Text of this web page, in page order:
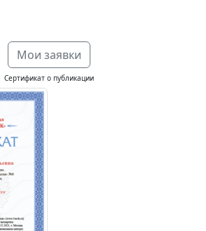
Мои заявки
Сертификат о публикации